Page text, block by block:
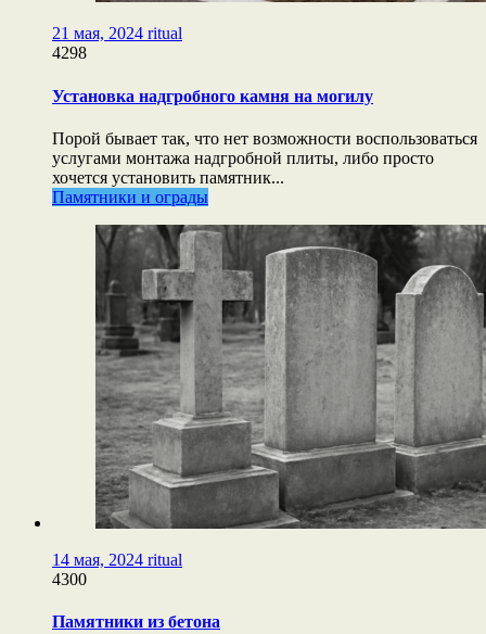
21 мая, 2024 ritual
4298
Установка надгробного камня на могилу
Порой бывает так, что нет возможности воспользоваться
услугами монтажа надгробной плиты, либо просто
хочется установить памятник...
Памятники и ограды
14 мая, 2024 ritual
4300
Памятники из бетона